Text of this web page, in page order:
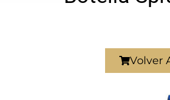
Volver